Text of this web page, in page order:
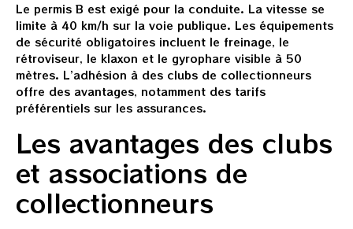
Le permis B est exigé pour la conduite. La vitesse se
limite à 40 km/h sur la voie publique. Les équipements
de sécurité obligatoires incluent le freinage, le
rétroviseur, le klaxon et le gyrophare visible à 50
mètres. L’adhésion à des clubs de collectionneurs
offre des avantages, notamment des tarifs
préférentiels sur les assurances.
Les avantages des clubs
et associations de
collectionneurs